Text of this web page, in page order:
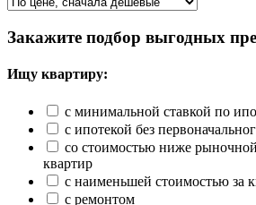
Закажите подбор выгодных
Ищу квартиру:
с минимальной ставкой по
с ипотекой без
со стоимостью ниже
квартир
с наименьшей стоимостью за
с ремонтом